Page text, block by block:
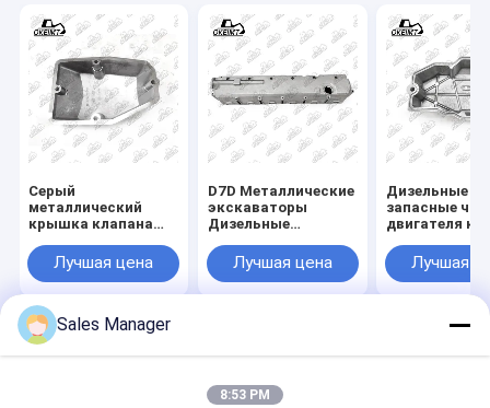
Серый
металлический
крышка клапана
двигателя
экскаватора
Лучшая цена
D7D Металлические
экскаваторы
Дизельные
Двигатели Крышка
клапана Для VOLVO
Лучшая цена
Дизельные
запасные
двигателя
6D140 для
экскаватора
Лучшая
страница
сайта
данные
Site
Карта сайта
Privacy Policy
Sales Manager
8:53 PM